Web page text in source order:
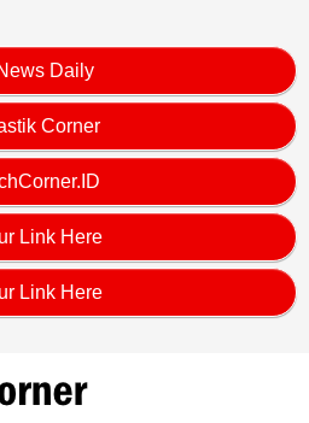
Daily
Corner
Link Here
Link Here